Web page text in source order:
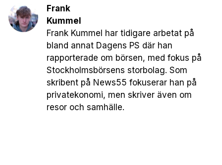
Frank
Kummel
Frank Kummel har tidigare arbetat på
bland annat Dagens PS där han
rapporterade om börsen, med fokus på
Stockholmsbörsens storbolag. Som
skribent på News55 fokuserar han på
privatekonomi, men skriver även om
resor och samhälle.